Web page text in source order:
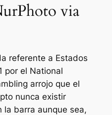
via
referente a Estados
por el National
arrojo que el
nunca existir
la barra aunque sea,